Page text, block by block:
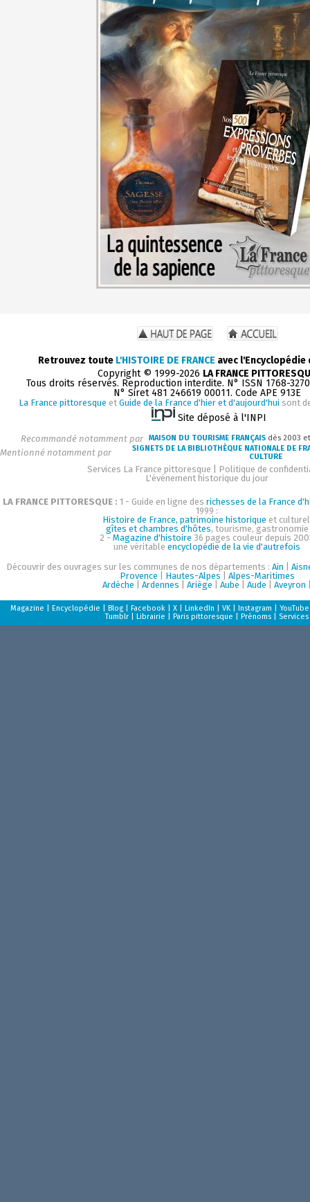
Retrouvez toute L'HISTOIRE DE FRANCE avec
Copyright © 1999-2026 LA FRANCE
Tous droits réservés. Reproduction interdite. N° ISSN 1768-
N° Siret 481 246619 00011. Code APE 913E
La France pittoresque et Guide de la France d'hier et d'aujourd'hui sont
Site déposé à l'INPI
Recommandé notamment par MAISON DU TOURISME FRANÇAIS dès 2003
Mentionné notamment par
SIGNETS DE LA BIBLIOTHÈQUE NATIONALE DE
CULTURE
Services La France pittoresque
Politique de
L'événement historique du jour
LA FRANCE PITTORESQUE : 1 - Guide en ligne des richesses de la France
1999 :
Histoire de France, patrimoine historique et
gîtes et chambres d'hôtes, tourisme, gastronomie
2 - Magazine d'histoire 36 pages couleur depuis
une véritableencyclopédie de la vie d'autrefois
Découvrir des ouvrages sur les communes de nos départements :Ain |
Provence
Hautes-Alpes
Alpes-Maritimes
Ardèche |Ardennes |Ariège |Aube |Aude |Aveyron
Magazine |Encyclopédie |Blog |Facebook |X |LinkedIn |VK |Instagram |YouTube
Tumblr |Librairie |Paris pittoresque |Prénoms Services